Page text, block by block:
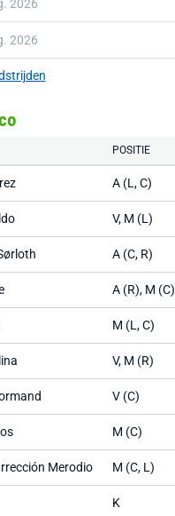
2026
2026
POSITIE
A (L, C)
V, M (L)
A (C, R)
A (R), M (C)
M (L, C)
V, M (R)
V (C)
M (C)
Merodio M (C, L)
K